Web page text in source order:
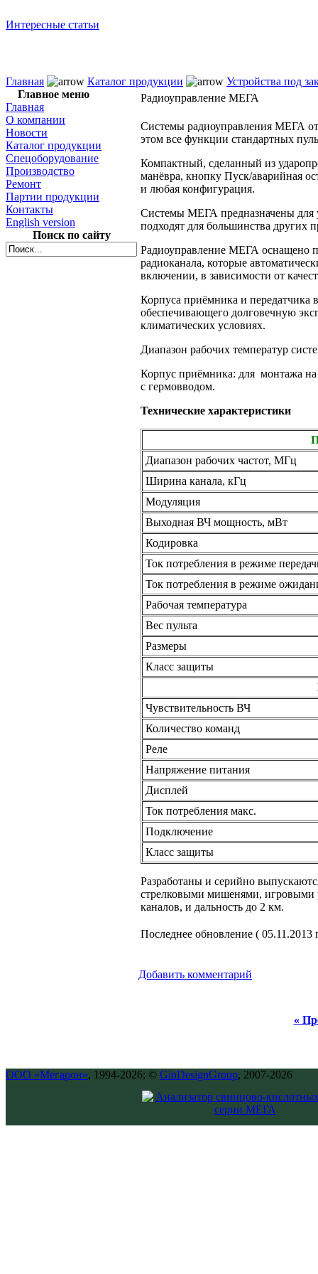
Интересные статьи
Главная Каталог продукции
Устройства под
Главное меню
Главная
О компании
Новости
Каталог продукции
Спецоборудование
Производство
Ремонт
Партии продукции
Контакты
English version
Поиск по сайту
Радиоуправление МЕГА
Cистемы радиоуправления МЕГА
этом все функции стандартных
Компактный, сделанный из
манёвра, кнопку Пуск/аварийная
и любая конфигурация.
Системы МЕГА предназначены для
подходят для большинства
Радиоуправление МЕГА оснащено
радиоканала, которые
включении, в зависимости от
Корпуса приёмника и передатчика
обеспечивающего долговечную
климатических условиях.
Диапазон рабочих температур
Корпус приёмника: для монтажа
с гермовводом.
Технические характеристики
Диапазон рабочих частот, МГц
Ширина канала, кГц
Модуляция
Выходная ВЧ мощность, мВт
Кодировка
Ток потребления в режиме
Ток потребления в режиме
Рабочая температура
Вес пульта
Размеры
Класс защиты
Чувствительность ВЧ
Количество команд
Реле
Напряжение питания
Дисплей
Ток потребления макс.
Подключение
Класс защиты
Разработаны и серийно
стрелковыми мишенями, игровыми
каналов, и дальность до 2 км.
Последнее обновление ( 05.11.2013
Добавить комментарий
«
ООО «Мегарон», 1994-2026; © GinDesignGroup, 2007-2026